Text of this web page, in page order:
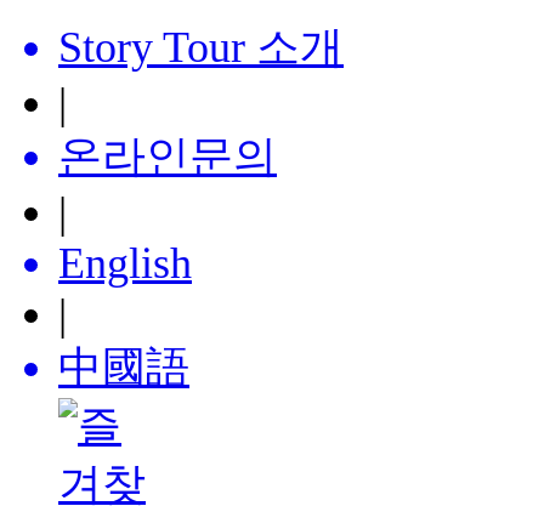
Story Tour 소개
|
온라인문의
|
English
|
中國語